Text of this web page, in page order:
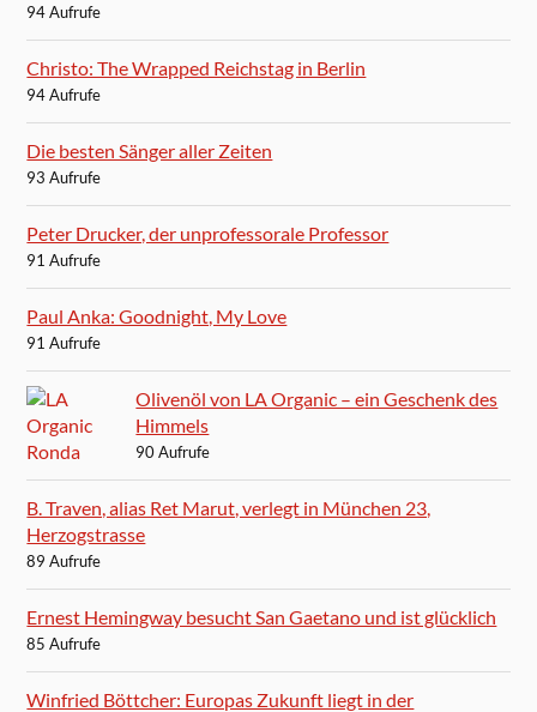
94 Aufrufe
Christo: The Wrapped Reichstag in Berlin
94 Aufrufe
Die besten Sänger aller Zeiten
93 Aufrufe
Peter Drucker, der unprofessorale Professor
91 Aufrufe
Paul Anka: Goodnight, My Love
91 Aufrufe
Olivenöl von LA Organic – ein Geschenk des
Himmels
90 Aufrufe
B. Traven, alias Ret Marut, verlegt in München 23,
Herzogstrasse
89 Aufrufe
Ernest Hemingway besucht San Gaetano und ist glücklich
85 Aufrufe
Winfried Böttcher: Europas Zukunft liegt in der